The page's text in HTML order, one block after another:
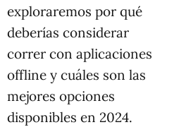
exploraremos por qué
deberías considerar
correr con aplicaciones
offline y cuáles son las
mejores opciones
disponibles en 2024.